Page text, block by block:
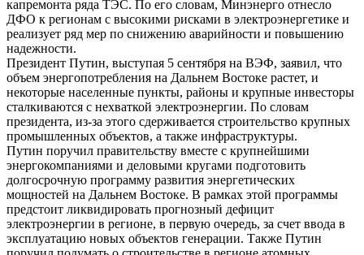
капремонта ряда ТЭС. По его словам, Минэнерго отнесло
ДФО к регионам с высокими рисками в электроэнергетике и
реализует ряд мер по снижению аварийности и повышению
надежности.
Президент Путин, выступая 5 сентября на ВЭФ, заявил, что
объем энергопотребления на Дальнем Востоке растет, и
некоторые населенные пункты, районы и крупные инвесторы
сталкиваются с нехваткой электроэнергии. По словам
президента, из-за этого сдерживается строительство крупных
промышленных объектов, а также инфраструктуры.
Путин поручил правительству вместе с крупнейшими
энергокомпаниями и деловыми кругами подготовить
долгосрочную программу развития энергетических
мощностей на Дальнем Востоке. В рамках этой программы
предстоит ликвидировать прогнозный дефицит
электроэнергии в регионе, в первую очередь, за счет ввода в
эксплуатацию новых объектов генерации. Также Путин